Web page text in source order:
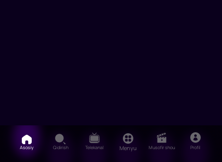
Asosiy Qidirish Telekanal Menyu Musofir shou Profil